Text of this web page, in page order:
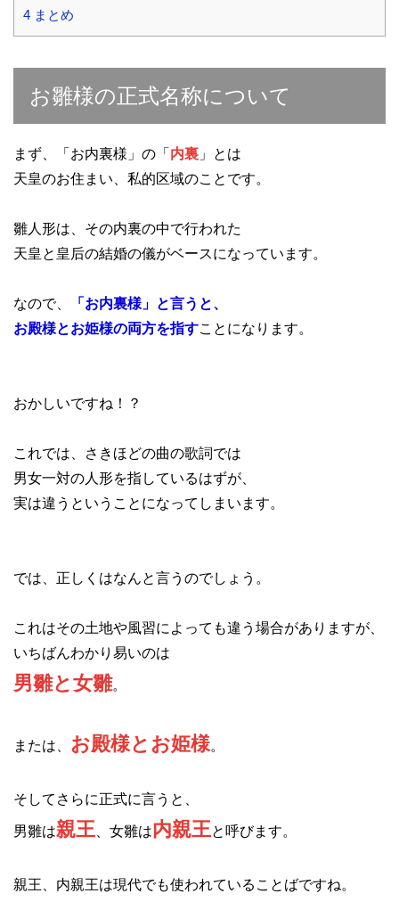
4 まとめ
お雛様の正式名称について
まず、「お内裏様」の「 内裏 」とは
天皇のお住まい、私的区域のことです。
雛人形は、その内裏の中で行われた
天皇と皇后の結婚の儀がベースになっています。
なので、
「お内裏様」と言うと、
お殿様とお姫様の両方を指すことになります。
おかしいですね！？
これでは、さきほどの曲の歌詞では
男女一対の人形を指しているはずが、
実は違うということになってしまいます。
では、正しくはなんと言うのでしょう。
これはその土地や風習によっても違う場合がありますが、
いちばんわかり易いのは
男雛と女雛。
または、 お殿様とお姫様。
そしてさらに正式に言うと、
男雛は親王 、女雛は内親王と呼びます。
親王、内親王は現代でも使われていることばですね。